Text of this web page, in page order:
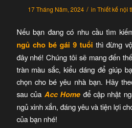
17 Tháng Năm, 2024 / inThiết kế nội
Nếu bạn đang có nhu cầu tìm
ngủ cho bé gái 9 tuổi thì đừng
đây nhé! Chúng tôi sẽ mang đến
tràn màu sắc, kiểu dáng để giúp
chọn cho bé yêu nhà bạn. Hãy
sau của Acc Homeđể cập nhật
ngủ xinh xắn, đáng yêu và tiện lợi
của bạn nhé!